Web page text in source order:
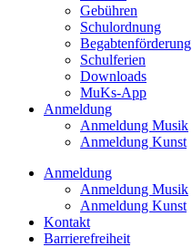
Gebühren
Schulordnung
Begabtenförderung
Schulferien
Downloads
MuKs-App
Anmeldung
Anmeldung Musik
Anmeldung Kunst
Anmeldung
Anmeldung Musik
Anmeldung Kunst
Kontakt
Barrierefreiheit